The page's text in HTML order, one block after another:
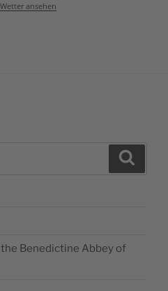
ansehen
Benedictine Abbey of